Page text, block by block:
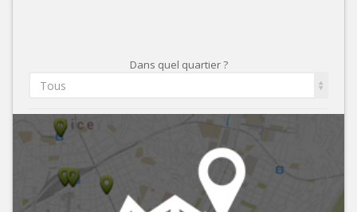
Dans quel quartier ?
Tous